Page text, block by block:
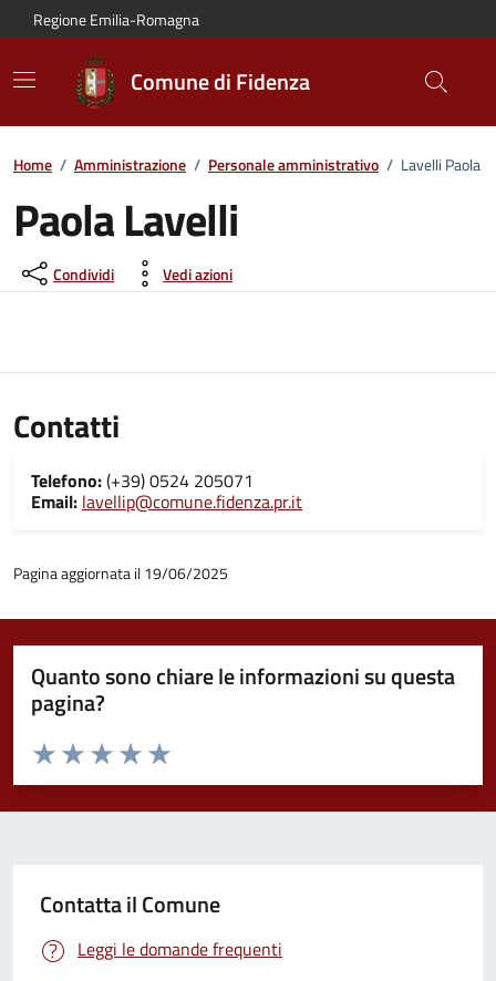
Vai al contenuto principale
Vai alla navigazione del sito
Vai al piede di pagina
Regione Emilia-Romagna
Comune di Fidenza
Home / Amministrazione / Personale amministrativo / Lavelli Paola
Paola Lavelli
Condividi Vedi azioni
Contatti
Telefono:(+39) 0524 205071
Email: lavellip@comune.fidenza.pr.it
Pagina aggiornata il 19/06/2025
Quanto sono chiare le informazioni su questa
pagina?
Valuta da 1 a 5 stelle la pagina
Valuta 5 stelle su 5
Valuta 4 stelle su 5
Valuta 3 stelle su 5
Valuta 2 stelle su 5
Valuta 1 stelle su 5
Contatta il Comune
Leggi le domande frequenti